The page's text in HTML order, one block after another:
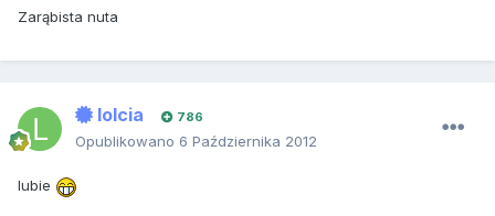
Zarąbista nuta
lolcia 786
Opublikowano 6 Października 2012
lubie